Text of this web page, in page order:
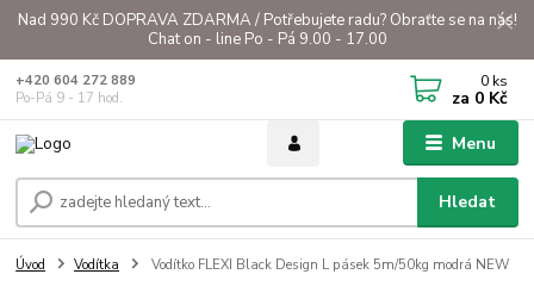
Nad 990 Kč DOPRAVA ZDARMA / Potřebujete radu? Obraťte se na nás!
Chat on - line Po - Pá 9.00 - 17.00
Menu
Hledat
+420 604 272 889
Po-Pá 9 - 17 hod.
0 ks
za 0 Kč
Úvod Vodítka Vodítko FLEXI Black Design L pásek 5m/50kg modrá NEW